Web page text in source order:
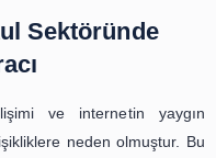
kullanıcıların
bir şekilde